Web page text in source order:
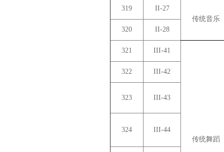
319
II-27
传统音乐
320
II-28
321 III-41
传统舞蹈
322 III-42
323 III-43
324 III-44